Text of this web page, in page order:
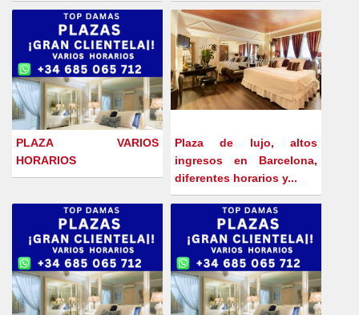
PLAZA VARIOS
HORARIOS
Plaza de lujo, altos
ingresos en Barcelona,
diferentes horarios y...